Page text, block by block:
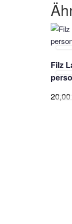
Filz
20,00
Die